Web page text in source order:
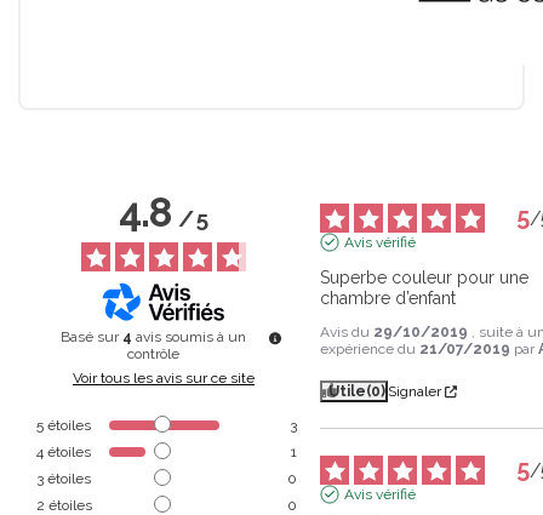
4.8/5
Basé sur 4 avis soumis à un
contrôle
Voir tous les avis sur ce site
5 étoiles
3
4 étoiles
1
3 étoiles
0
2 étoiles
0
5/
Avis vérifié
Superbe couleur pour une
chambre d’enfant
Avis du 29/10/2019 , suite à
expérience du 21/07/2019 par
Utile(0) Signaler
5/
Avis vérifié